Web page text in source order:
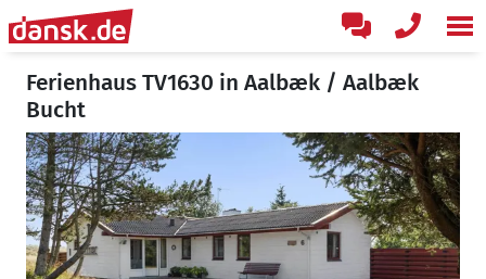
Ferienhaus TV1630 in Aalbæk / Aalbæk
Bucht